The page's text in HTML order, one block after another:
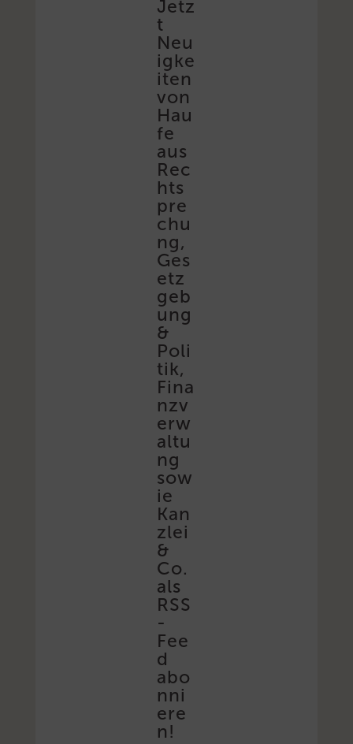
Jetz
t
Neu
igke
iten
von
Hau
fe
aus
Rec
hts
pre
chu
ng,
Ges
etz
geb
ung
&
Poli
tik,
Fina
nzv
erw
altu
ng
sow
ie
Kan
zlei
&
Co.
als
RSS
-
Fee
d
abo
nni
ere
n!